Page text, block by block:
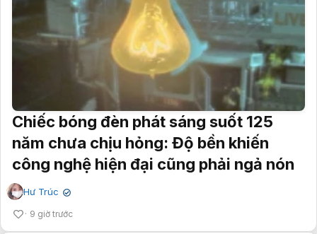
Chiếc bóng đèn phát sáng suốt 125
năm chưa chịu hỏng: Độ bền khiến
công nghệ hiện đại cũng phải ngả nón
Hư Trúc ✔
9 giờ trước